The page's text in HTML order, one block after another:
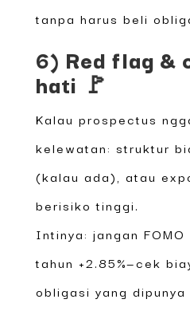
tanpa harus beli
6) Red flag &
hati 🚩
Kalau prospectus
kelewatan: struktur
(kalau ada), atau
berisiko tinggi.
Intinya: jangan FOMO
tahun +2.85%—cek
obligasi yang dipunya